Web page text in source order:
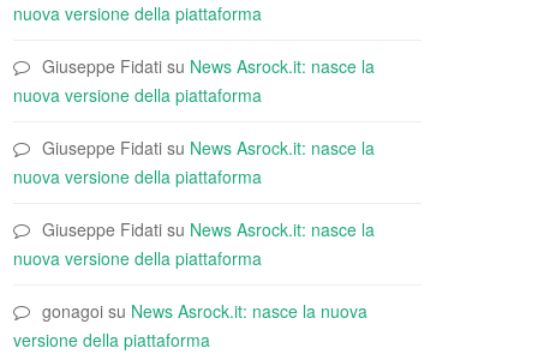
nuova versione della piattaforma
Giuseppe Fidati su News Asrock.it: nasce la
nuova versione della piattaforma
Giuseppe Fidati su News Asrock.it: nasce la
nuova versione della piattaforma
Giuseppe Fidati su News Asrock.it: nasce la
nuova versione della piattaforma
gonagoi su News Asrock.it: nasce la nuova
versione della piattaforma